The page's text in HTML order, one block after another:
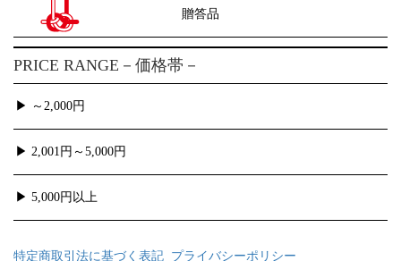
贈答品
PRICE RANGE －価格帯－
▶ ～2,000円
▶ 2,001円～5,000円
▶ 5,000円以上
特定商取引法に基づく表記 プライバシーポリシー